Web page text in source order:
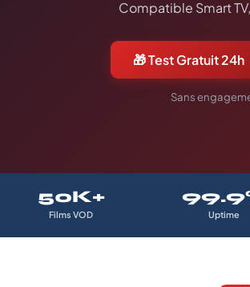
Compatible Smart
🎁 Test Gratuit 24h
Sans
50K+
Films VOD Uptime